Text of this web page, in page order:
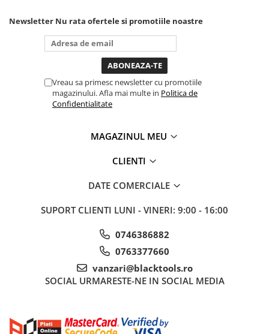
Tubulare 1/2 hexagonale
Tubulare 1/4
Tubulare 3/8
Consumabile Si Accesorii
Clipsuri si cleme auto
Elevatoare
puternica si de la baterie care
tine destul de mult dar daca o
bagi la priza nu mai ai treaba
toata ziua ,ce...
Newsletter Nu rata ofertele si promotiile noastre
Vreau sa primesc newsletter cu promotiile
magazinului. Afla mai multe in Politica de
Confidentialitate
MAGAZINUL MEU
CLIENTI
DATE COMERCIALE
SUPORT CLIENTI LUNI - VINERI: 9:00 - 16:00
0746386882
0763377660
vanzari@blacktools.ro
SOCIAL URMARESTE-NE IN SOCIAL MEDIA